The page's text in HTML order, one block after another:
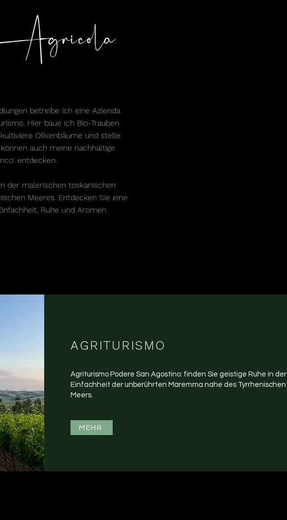
betreibe ich eine Azienda
Hier baue ich Bio-Trauben
Olivenbäume und stelle
auch meine nachhaltige
entdecken.
der malerischen toskanischen
Meeres. Entdecken Sie eine
Ruhe und Aromen.
AGRITURISMO
Agriturismo Podere San Agostino: finden Sie geistige Ruhe in der
Einfachheit der unberührten Maremma nahe des Tyrrhenischen
Meers.
MEHR